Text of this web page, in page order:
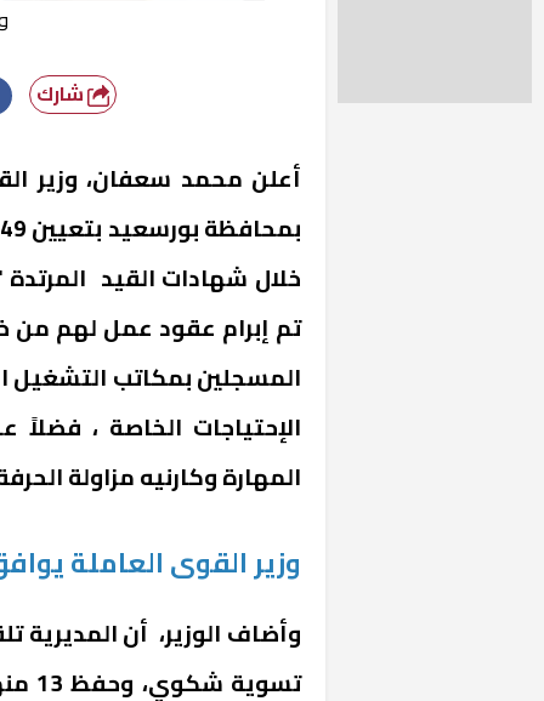
شارك
أعلن محمد سعفان، وزير
تم إبرام عقود عمل لهم من
المهارة وكارنيه مزاولة
وزير القوى العاملة يوافق على